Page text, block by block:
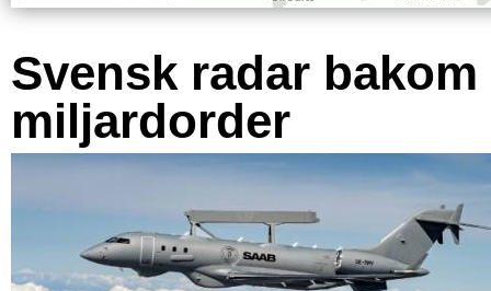
Svensk radar bakom
miljardorder